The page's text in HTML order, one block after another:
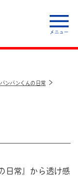
パンパンくんの日常
日常』から透け感